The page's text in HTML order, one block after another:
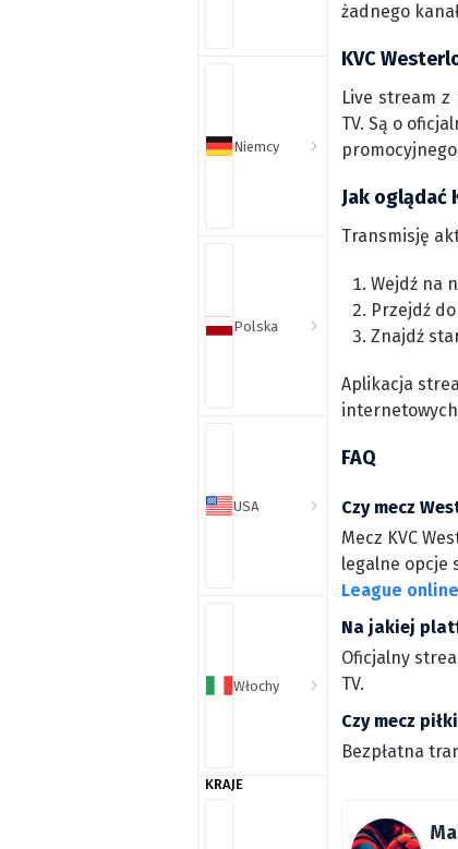
Niemcy
Polska
USA
Włochy
KRAJE
żadnego
KVC
Live stream z
TV. Są o
promocyjnego
Jak oglądać
Transmisję
Wejdź na
Przejdź do
Znajdź
Aplikacja
FAQ
Czy mecz
Mecz KVC
legalne opcje
League online
Na jakiej
Oficjalny
TV.
Czy mecz
Bezpłatna